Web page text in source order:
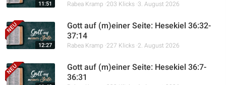
11:51 Rabea Kramp 203 Klicks 3. August 2026
12:27
Gott auf (m)einer Seite: Hesekiel 36:32-
37:14
Rabea Kramp 227 Klicks 2. August 2026
Gott auf (m)einer Seite: Hesekiel 36:7-
36:31